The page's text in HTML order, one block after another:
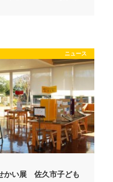
ニュース
かい展 佐久市子ども